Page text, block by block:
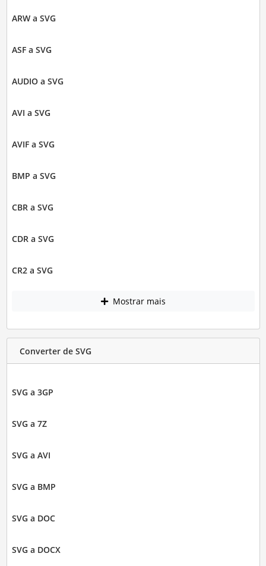
ARW a SVG
ASF a SVG
AUDIO a SVG
AVI a SVG
AVIF a SVG
BMP a SVG
CBR a SVG
CDR a SVG
CR2 a SVG
Mostrar mais
Converter de SVG
SVG a 3GP
SVG a 7Z
SVG a AVI
SVG a BMP
SVG a DOC
SVG a DOCX